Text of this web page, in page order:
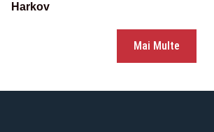
Harkov
Mai Multe